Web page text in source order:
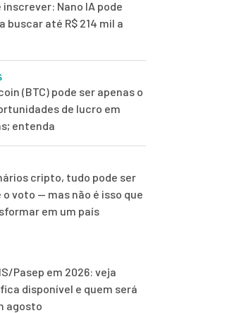
Nano IA pode
buscar até R$ 214 mil a
(BTC) pode ser apenas o
de lucro em
entenda
cripto, tudo pode ser
voto — mas não é isso que
em um país
Pasep em 2026: veja
disponível e quem será
agosto